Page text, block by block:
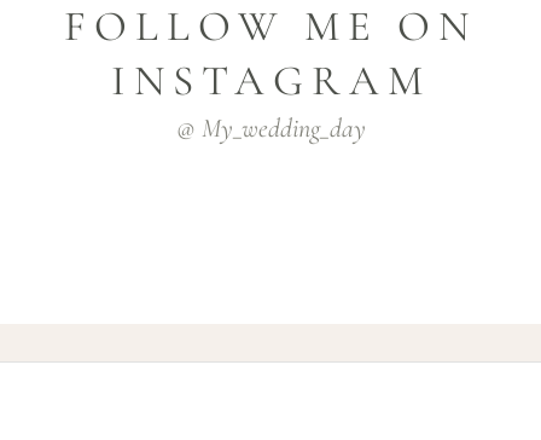
FOLLOW ME ON
INSTAGRAM
@ My_wedding_day